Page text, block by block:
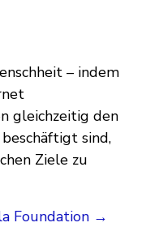
– indem
gleichzeitig den
sind,
Ziele zu
Foundation →